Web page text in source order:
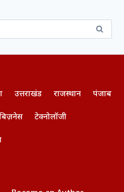
उत्तराखंड राजस्थान पंजाब
टेक्नोलॉजी